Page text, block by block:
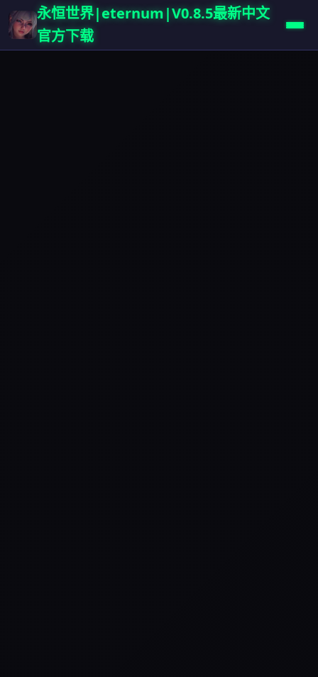
永恒世界|eternum|V0.8.5最新中文
官方下载